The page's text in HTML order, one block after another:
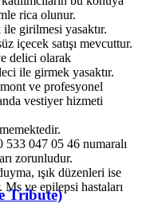
rica olunur.
girilmesi yasaktır.
içecek satışı mevcuttur.
delici olarak
ile girmek yasaktır.
ve profesyonel
vestiyer hizmeti
047 05 46 numaralı
zorunludur.
ışık düzenleri ise
Ms ve epilepsi hastaları
Tribute)